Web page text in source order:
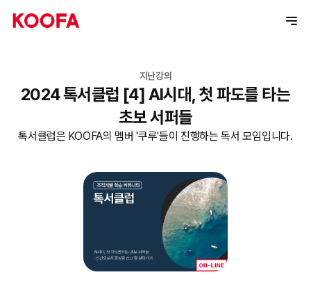
지난강의
2024 톡서클럽 [4] AI시대, 첫 파도를 타는
초보 서퍼들
톡서클럽은 KOOFA의 멤버 '쿠루'들이 진행하는 독서 모임입니다.